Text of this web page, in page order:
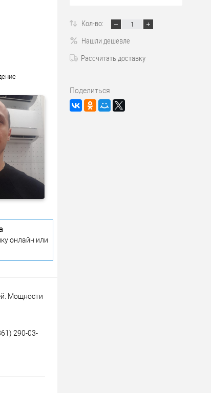
онлайн или
Мощности
290-03-
Кол-во:
Нашли дешевле
Рассчитать доставку
Поделиться